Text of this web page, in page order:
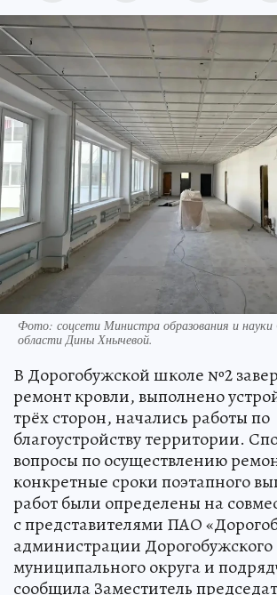
Фото: соцсети Министра образования и науки
области Дины Хнычевой.
В Дорогобужской школе №2
ремонт кровли, выполнено
трёх сторон, начались работы по
благоустройству территории.
вопросы по осуществлению
конкретные сроки поэтапного
работ были определены на
с представителями ПАО
администрации Дорогобужского
муниципального округа и
сообщила Заместитель